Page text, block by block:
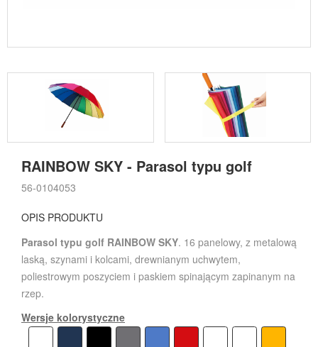
RAINBOW SKY - Parasol typu golf
56-0104053
OPIS PRODUKTU
Parasol typu golf RAINBOW SKY. 16 panelowy, z metalową
laską, szynami i kolcami, drewnianym uchwytem,
poliestrowym poszyciem i paskiem spinającym zapinanym na
rzep.
Wersje kolorystyczne